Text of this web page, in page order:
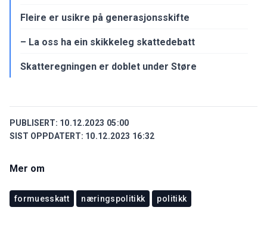
Fleire er usikre på generasjonsskifte
– La oss ha ein skikkeleg skattedebatt
Skatteregningen er doblet under Støre
PUBLISERT: 10.12.2023 05:00
SIST OPPDATERT: 10.12.2023 16:32
Mer om
formuesskatt næringspolitikk politikk